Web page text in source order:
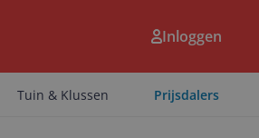
Inloggen
Tuin & Klussen Prijsdalers